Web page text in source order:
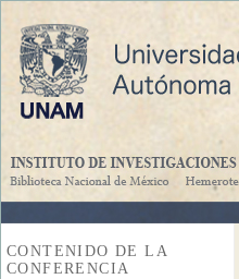
CONTENIDO DE LA
CONFERENCIA